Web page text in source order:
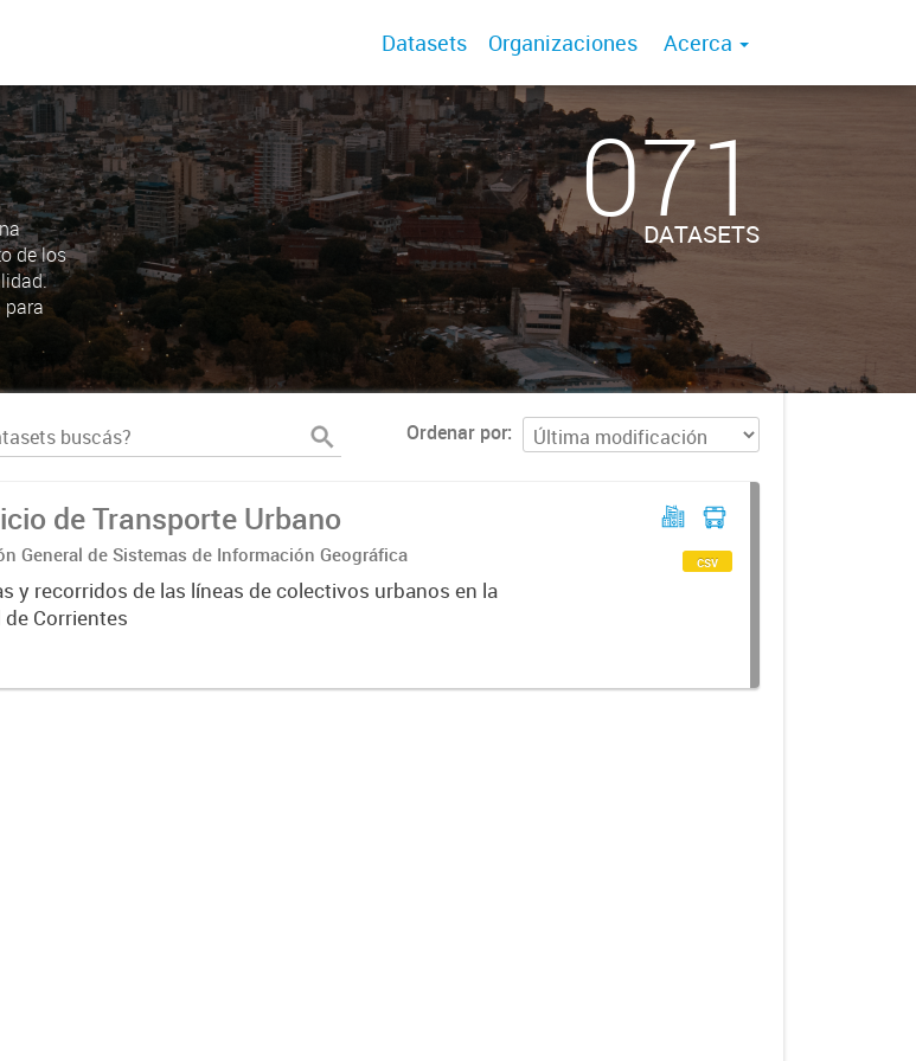
Datasets Organizaciones Acerca
de los
071
DATASETS
Ordenar por
de Transporte Urbano
General de Sistemas de Información Geográfica
y recorridos de las líneas de colectivos urbanos en la
Corrientes
csv